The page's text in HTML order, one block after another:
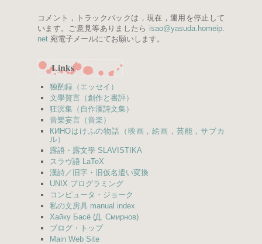
コメント，トラックバックは，現在，運用を停止して
います。ご意見等ありましたら isao@yasuda. homeip.
net 宛電子メールにてお願いします。
Links
独酌録（エッセイ）
文學贅言（創作と書評）
狂溟集（自作漢詩文集）
音樂妄言（音楽）
КИНОはけふの物語（映画，絵画，芸能，サブカ
ル）
露語・露文學 SLAVISTIKA
スラヴ語 LaTeX
漢詩／旧字・旧仮名遣い変換
UNIX プログラミング
コンピュータ・ジョーク
私の文房具 manual index
Хайку Басё (Д. Смирнов)
ブログ・トップ
Main Web Site